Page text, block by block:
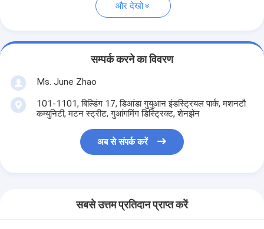
और देखो
सम्पर्क करने का विवरण
Ms. June Zhao
101-1101, बिल्डिंग 17, डिआंडा गुयुआन इंडस्ट्रियल पार्क, मशनटौ
कम्युनिटी, मटन स्ट्रीट, गुआंगमिंग डिस्ट्रिक्ट, शेनझेन
अब से संपर्क करें
सबसे उत्तम प्रतिदान प्राप्त करें